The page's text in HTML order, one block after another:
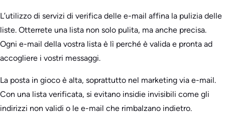
L’utilizzo di servizi di verifica delle e-mail affina la pulizia delle
liste. Otterrete una lista non solo pulita, ma anche precisa.
Ogni e-mail della vostra lista è lì perché è valida e pronta ad
accogliere i vostri messaggi.
La posta in gioco è alta, soprattutto nel marketing via e-mail.
Con una lista verificata, si evitano insidie invisibili come gli
indirizzi non validi o le e-mail che rimbalzano indietro.